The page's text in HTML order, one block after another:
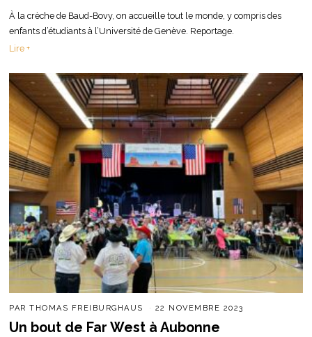
À la crèche de Baud-Bovy, on accueille tout le monde, y compris des
enfants d’étudiants à l’Université de Genève. Reportage.
Lire +
PARTHOMAS FREIBURGHAUS 22 NOVEMBRE 2023
Un bout de Far West à Aubonne